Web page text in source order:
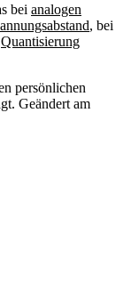
bei analogen
, bei
Quantisierung
persönlichen
Geändert am